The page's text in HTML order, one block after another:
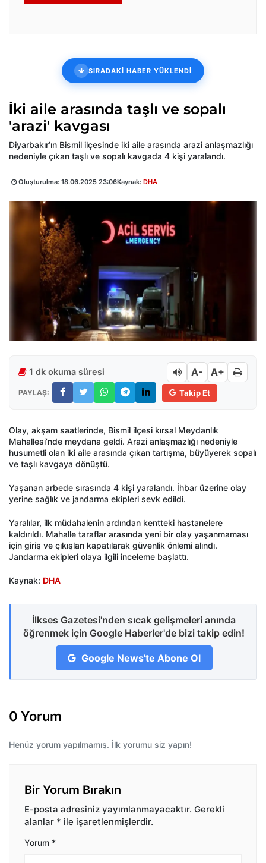
SIRADAKİ HABER YÜKLENDİ
İki aile arasında taşlı ve sopalı
'arazi' kavgası
Diyarbakır’ın Bismil ilçesinde iki aile arasında arazi anlaşmazlığı
nedeniyle çıkan taşlı ve sopalı kavgada 4 kişi yaralandı.
Oluşturulma: 18.06.2025 23:06Kaynak: DHA
1 dk okuma süresi A- A+
PAYLAŞ: Takip Et
Olay, akşam saatlerinde, Bismil ilçesi kırsal Meydanlık
Mahallesi’nde meydana geldi. Arazi anlaşmazlığı nedeniyle
husumetli olan iki aile arasında çıkan tartışma, büyüyerek sopalı
ve taşlı kavgaya dönüştü.
Yaşanan arbede sırasında 4 kişi yaralandı. İhbar üzerine olay
yerine sağlık ve jandarma ekipleri sevk edildi.
Yaralılar, ilk müdahalenin ardından kentteki hastanelere
kaldırıldı. Mahalle taraflar arasında yeni bir olay yaşanmaması
için giriş ve çıkışları kapatılarak güvenlik önlemi alındı.
Jandarma ekipleri olaya ilgili inceleme başlattı.
Kaynak: DHA
İlkses Gazetesi'nden sıcak gelişmeleri anında
öğrenmek için Google Haberler'de bizi takip edin!
Google News'te Abone Ol
0 Yorum
Henüz yorum yapılmamış. İlk yorumu siz yapın!
Bir Yorum Bırakın
E-posta adresiniz yayımlanmayacaktır. Gerekli
alanlar * ile işaretlenmişlerdir.
Yorum *